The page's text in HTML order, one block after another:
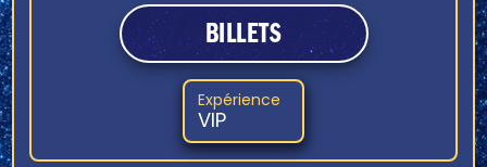
BILLETS
Expérience
VIP